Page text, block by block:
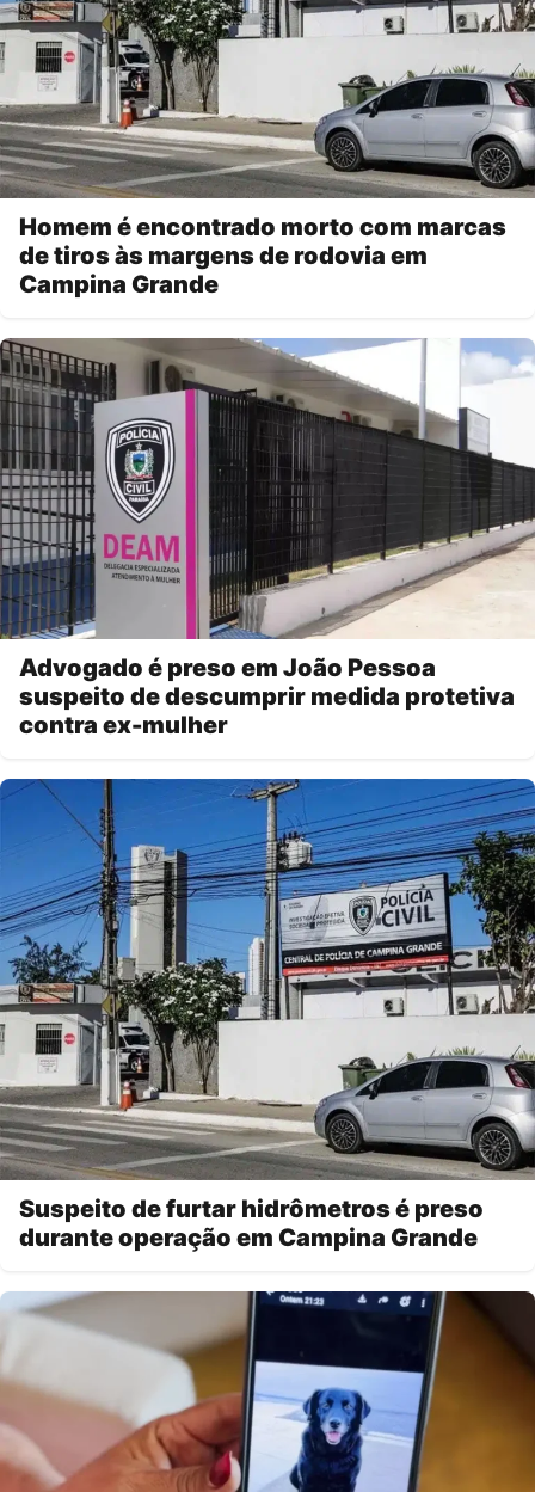
Homem é encontrado morto com marcas
de tiros às margens de rodovia em
Campina Grande
Advogado é preso em João Pessoa
suspeito de descumprir medida protetiva
contra ex-mulher
Suspeito de furtar hidrômetros é preso
durante operação em Campina Grande